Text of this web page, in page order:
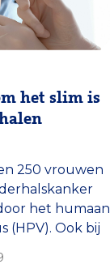
het slim is
250 vrouwen
het humaan
(HPV). Ook bij
2021